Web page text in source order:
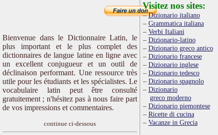
Bienvenue dans le Dictionnaire Latin, le
plus important et le plus complet des
dictionnaires de langue latine en ligne avec
un excellent conjugueur et un outil de
déclinaison performant. Une ressource très
utile pour les étudiants et les spécialistes. Le
vocabulaire latin peut être consulté
gratuitement ; n'hésitez pas à nous faire part
de vos impressions et commentaires.
continue ci-dessous
Visitez nos sites:
Dizionario italiano
Grammatica italiana
Verbi Italiani
Dizionario-latino
Dizionario greco antico
Dizionario francese
Dizionario inglese
Dizionario tedesco
Dizionario spagnolo
Dizionario
greco moderno
Dizionario piemontese
Ricette di cucina
Vacanze in Grecia